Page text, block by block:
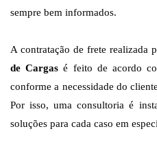
sempre bem informados.
A contratação de frete realizada
de Cargas é feito de acordo
conforme a necessidade do
Por isso, uma consultoria é
soluções para cada caso em